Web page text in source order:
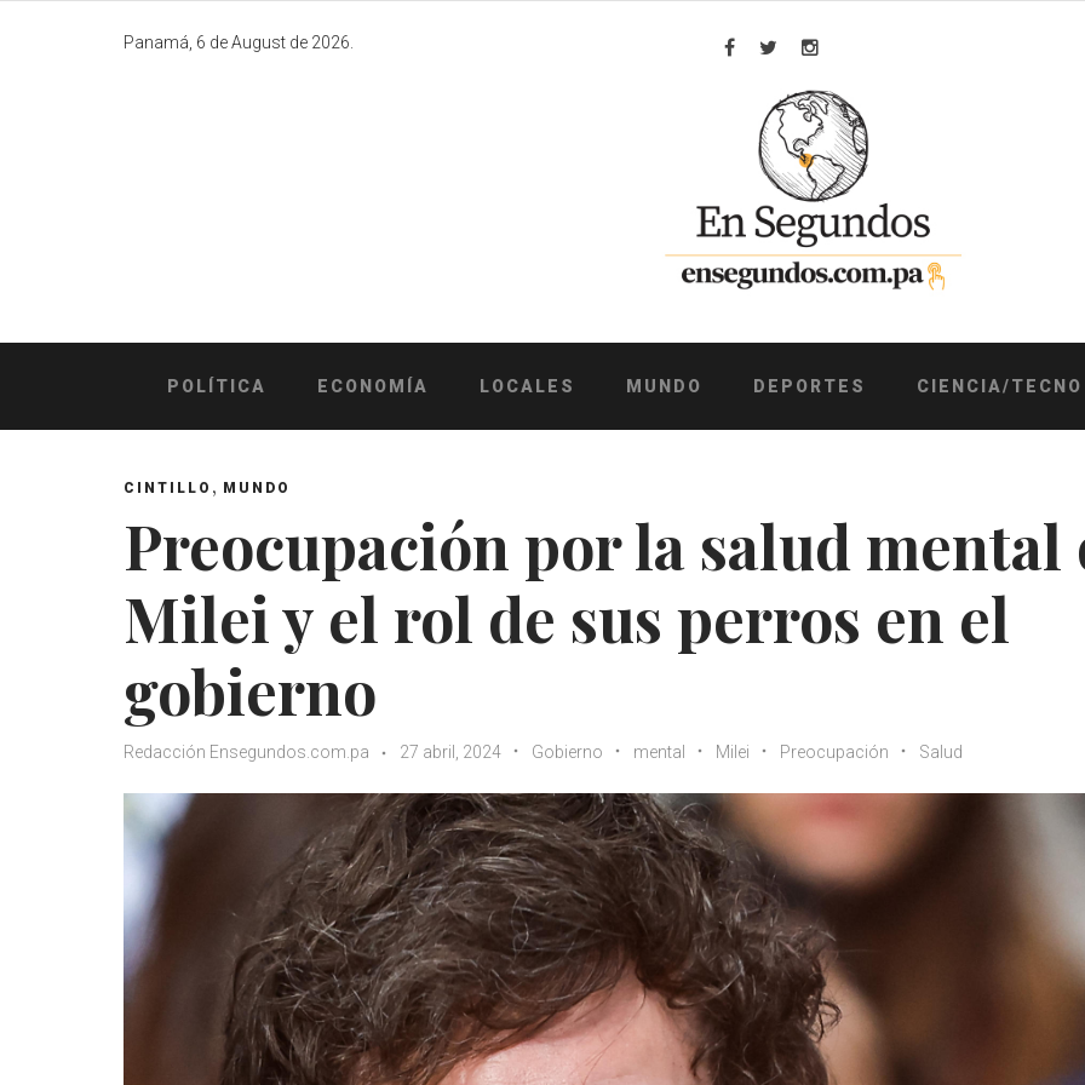
Panamá, 6 de August de 2026.
Facebook
TwitterInstagram
POLÍTICA ECONOMÍA LOCALES MUNDO DEPORTES CIENCIA/TECNO
CINTILLO , MUNDO
Preocupación por la salud mental
Milei y el rol de sus perros en el
gobierno
Redacción Ensegundos.com.pa 27 abril, 2024 Gobierno mental Milei Preocupación Salud